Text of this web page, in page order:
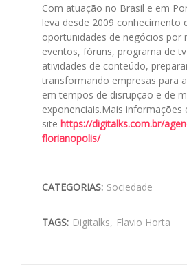
Com atuação no Brasil e em
leva desde 2009 conhecimento
oportunidades de negócios por
eventos, fóruns, programa de
atividades de conteúdo,
transformando empresas para
em tempos de disrupção e de
exponenciais.Mais informações
site https://digitalks.com.br/
florianopolis/
CATEGORIAS: Sociedade
TAGS: Digitalks, Flavio Horta